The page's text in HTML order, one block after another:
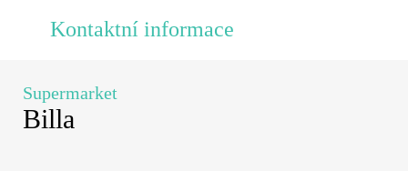
Kontaktní informace
Supermarket
Billa